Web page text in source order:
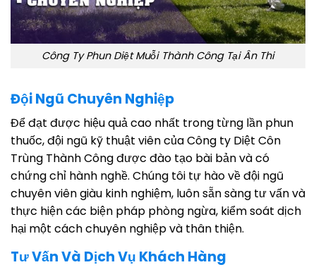
Công Ty Phun Diệt Muỗi Thành Công Tại Ân Thi
Đội Ngũ Chuyên Nghiệp
Để đạt được hiệu quả cao nhất trong từng lần phun
thuốc, đội ngũ kỹ thuật viên của Công ty Diệt Côn
Trùng Thành Công được đào tạo bài bản và có
chứng chỉ hành nghề. Chúng tôi tự hào về đội ngũ
chuyên viên giàu kinh nghiệm, luôn sẵn sàng tư vấn và
thực hiện các biện pháp phòng ngừa, kiểm soát dịch
hại một cách chuyên nghiệp và thân thiện.
Tư Vấn Và Dịch Vụ Khách Hàng